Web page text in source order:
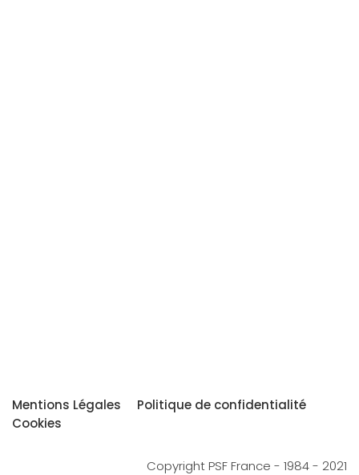
Mentions Légales
Politique de confidentialité
Cookies
Copyright PSF France - 1984 - 2021